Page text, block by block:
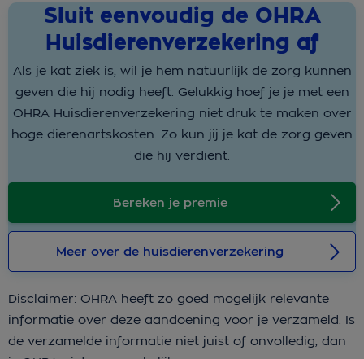
Sluit eenvoudig de OHRA
Huisdierenverzekering af
Als je kat ziek is, wil je hem natuurlijk de zorg kunnen
geven die hij nodig heeft. Gelukkig hoef je je met een
OHRA Huisdierenverzekering niet druk te maken over
hoge dierenartskosten. Zo kun jij je kat de zorg geven
die hij verdient.
Bereken je premie
Meer over de huisdierenverzekering
Disclaimer: OHRA heeft zo goed mogelijk relevante
informatie over deze aandoening voor je verzameld. Is
de verzamelde informatie niet juist of onvolledig, dan